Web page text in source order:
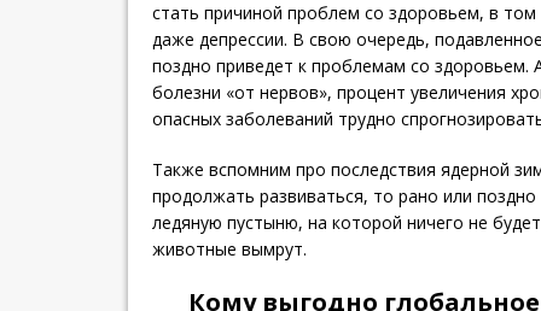
стать причиной проблем со здоровьем, в
даже депрессии. В свою очередь,
поздно приведет к проблемам со здоровьем.
болезни «от нервов», процент увеличения
опасных заболеваний трудно
Также вспомним про последствия ядерной
продолжать развиваться, то рано или
ледяную пустыню, на которой ничего не
животные вымрут.
Кому выгодно